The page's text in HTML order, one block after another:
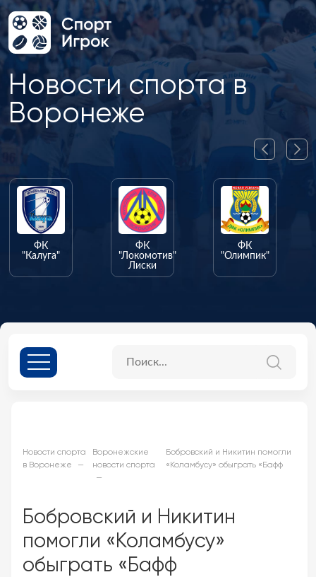
Новости спорта в
Воронеже
ФК
"Калуга"
ФК
"Локомотив"
Лиски
ФК
"Олимпик"
Новости спорта
в Воронеже
Воронежские
новости спорта
Бобровский и Никитин помогли
«Коламбусу» обыграть «Бафф
Бобровский и Никитин
помогли «Коламбусу»
обыграть «Бафф